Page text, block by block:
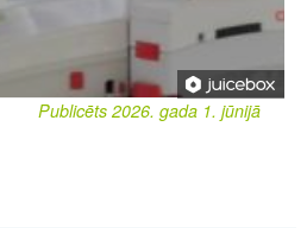
Publicēts 2026. gada 1. jūnijā